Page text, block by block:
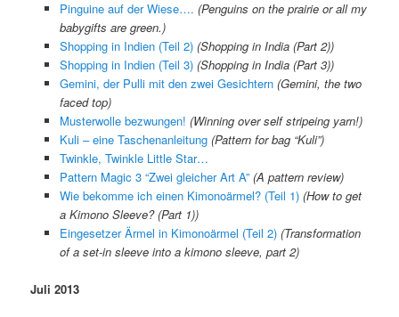
Pinguine auf der Wiese…. (Penguins on the prairie or all my
babygifts are green.)
Shopping in Indien (Teil 2) (Shopping in India (Part 2))
Shopping in Indien (Teil 3) (Shopping in India (Part 3))
Gemini, der Pulli mit den zwei Gesichtern (Gemini, the two
faced top)
Musterwolle bezwungen! (Winning over self stripeing yarn!)
Kuli – eine Taschenanleitung (Pattern for bag “Kuli”)
Twinkle, Twinkle Little Star…
Pattern Magic 3 “Zwei gleicher Art A” (A pattern review)
Wie bekomme ich einen Kimonoärmel? (Teil 1) (How to get
a Kimono Sleeve? (Part 1))
Eingesetzer Ärmel in Kimonoärmel (Teil 2) (Transformation
of a set-in sleeve into a kimono sleeve, part 2)
Juli 2013